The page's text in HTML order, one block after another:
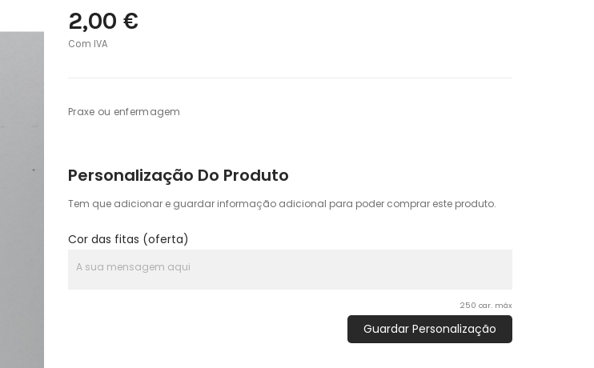
2,00 €
Com IVA
Praxe ou enfermagem
Personalização Do Produto
Tem que adicionar e guardar informação adicional para poder comprar este produto.
Cor das fitas (oferta)
250 car. máx
Guardar Personalização